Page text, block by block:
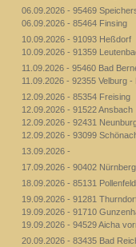
06.09.2026 - 95469
06.09.2026 - 85464 Finsing
10.09.2026 - 91093 Heßdorf
10.09.2026 - 91359
11.09.2026 - 95460 Bad
11.09.2026 - 92355 Velburg -
12.09.2026 - 85354 Freising
12.09.2026 - 91522 Ansbach
12.09.2026 - 92431
12.09.2026 - 93099
13.09.2026 -
17.09.2026 - 90402 Nürnberg
18.09.2026 - 85131 Pollenfeld
19.09.2026 - 91281
19.09.2026 - 91710
19.09.2026 - 94529 Aicha
20.09.2026 - 83435 Bad